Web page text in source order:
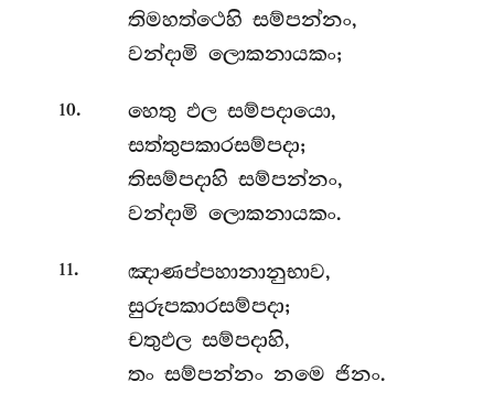
තිමහත්ථෙහි සම්පන්නං,
වන්දාමි ලොකනායකං;
10. හෙතු ඵල සම්පදායො,
සත්තුපකාරසම්පදා;
තිසම්පදාහි සම්පන්නං,
වන්දාමි ලොකනායකං.
11.
ඤාණප්පහානානුභාව,
සුරූපකාරසම්පදා;
චතුඵල සම්පදාහි,
තං සම්පන්නං නමෙ ජිනං.